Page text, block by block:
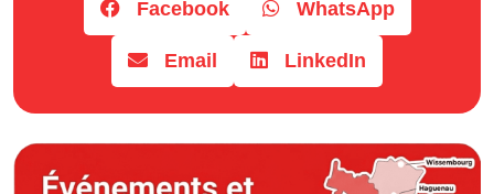
Facebook WhatsApp
Email LinkedIn